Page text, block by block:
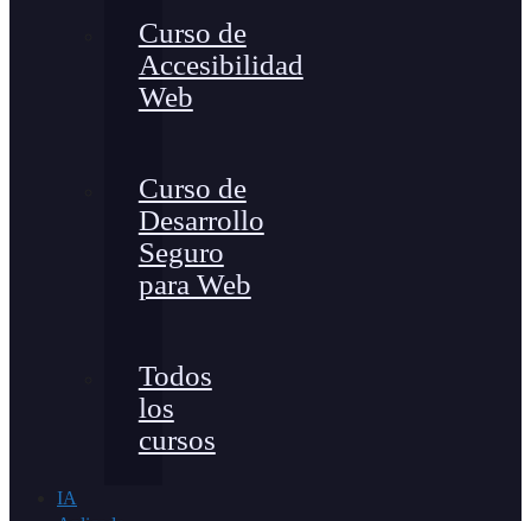
Curso de
Accesibilidad
Web
Curso de
Desarrollo
Seguro
para Web
Todos
los
cursos
IA